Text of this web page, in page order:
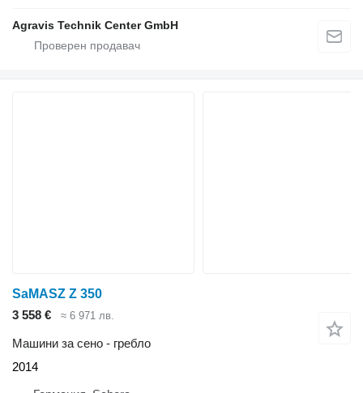
Agravis Technik Center GmbH
SaMASZ Z 350
3 558 €
≈ 6 971 лв.
Машини за сено - гребло
2014